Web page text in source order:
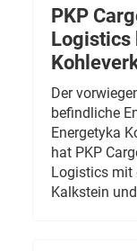
PKP
Logistics
Der
befindliche
Energetyka
hat PKP
Logistics mit
Kalkstein